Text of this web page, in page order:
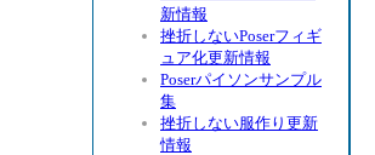
新情報
挫折しないPoserフィギ
ュア化更新情報
Poserパイソンサンプル
集
挫折しない服作り更新
情報